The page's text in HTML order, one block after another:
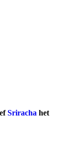
Sriracha het